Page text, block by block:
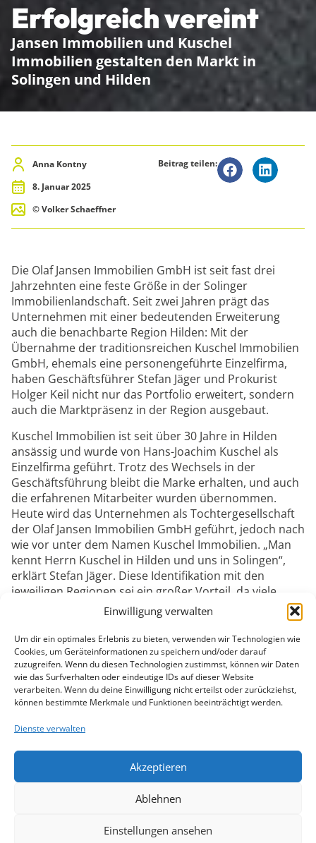
Einwilligung verwalten
Um dir ein optimales Erlebnis zu bieten, verwenden wir Technologien wie
Cookies, um Geräteinformationen zu speichern und/oder darauf
zuzugreifen. Wenn du diesen Technologien zustimmst, können wir Daten
wie das Surfverhalten oder eindeutige IDs auf dieser Website
verarbeiten. Wenn du deine Einwilligung nicht erteilst oder zurückziehst,
können bestimmte Merkmale und Funktionen beeinträchtigt werden.
Dienste verwalten
Akzeptieren
Ablehnen
Einstellungen ansehen
Erfolgreich vereint
Jansen Immobilien und Kuschel
Immobilien gestalten den Markt in
Solingen und Hilden
Anna Kontny
8. Januar 2025
© Volker Schaeffner
Beitrag teilen:
Die Olaf Jansen Immobilien GmbH ist seit fast drei
Jahrzehnten eine feste Größe in der Solinger
Immobilienlandschaft. Seit zwei Jahren prägt das
Unternehmen mit einer bedeutenden Erweiterung
auch die benachbarte Region Hilden: Mit der
Übernahme der traditionsreichen Kuschel Immobilien
GmbH, ehemals eine personengeführte Einzelfirma,
haben Geschäftsführer Stefan Jäger und Prokurist
Holger Keil nicht nur das Portfolio erweitert, sondern
auch die Marktpräsenz in der Region ausgebaut.
Kuschel Immobilien ist seit über 30 Jahre in Hilden
ansässig und wurde von Hans-Joachim Kuschel als
Einzelfirma geführt. Trotz des Wechsels in der
Geschäftsführung bleibt die Marke erhalten, und auch
die erfahrenen Mitarbeiter wurden übernommen.
Heute wird das Unternehmen als Tochtergesellschaft
der Olaf Jansen Immobilien GmbH geführt, jedoch nach
wie vor unter dem Namen Kuschel Immobilien. „Man
kennt Herrn Kuschel in Hilden und uns in Solingen“,
erklärt Stefan Jäger. Diese Identifikation mit den
jeweiligen Regionen sei ein großer Vorteil, da viele
Kunden das Vertrauen in die langjährig bekannten
Ein weiterer Pluspunkt: Herr Kuschel ist dem
Unternehmen in beratender Funktion treu geblieben.
„Er ist eine treue Seele im Hintergrund, kennt viele
Kunden und wird immer noch oft angesprochen“, sagt
Holger Keil. Bei Bedarf steht Kuschel sogar für
Beratungstermine zur Verfügung, ein echter Mehrwert
Eine Veränderung bringt die Übernahme allerdings mit
sich „Während die Olaf Jansen Immobilien GmbH seit
jeher auch speziell für die Vermittlung von
Immobilien nicht der Fall. „Das ändert sich jetzt mit